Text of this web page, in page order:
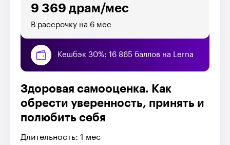
9 369 драм/мес
В рассрочку на 6 мес
Кешбэк 30%: 16 865 баллов на Lerna
Здоровая самооценка. Как
обрести уверенность, принять и
полюбить себя
Длительность: 1 мес